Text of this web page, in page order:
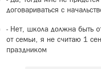
договариваться с
- Нет, школа должна быть
от семьи, я не считаю 1
праздником